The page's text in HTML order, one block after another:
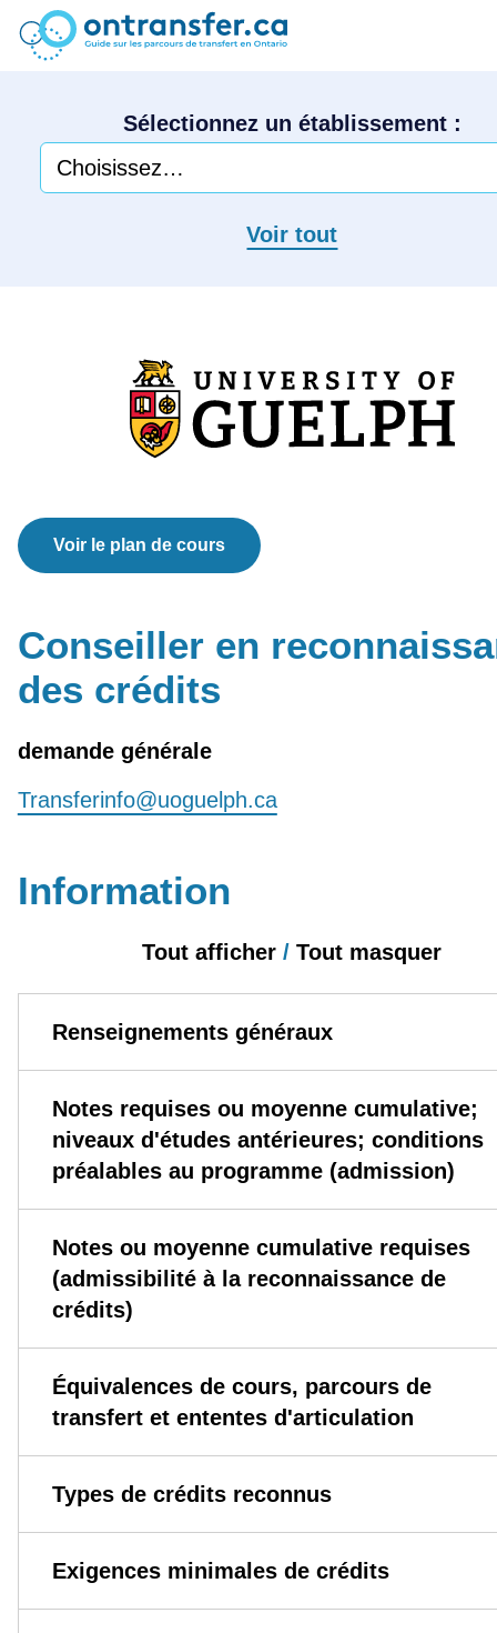
Sélectionnez un établissement :
Voir tout
Voir le plan de cours
Conseiller en
des crédits
demande générale
Transferinfo@uoguelph.ca
Information
Tout afficher /Tout masquer
Renseignements généraux
Notes requises ou moyenne cumulative;
niveaux d'études antérieures; conditions
préalables au programme (admission)
Notes ou moyenne cumulative requises
(admissibilité à la reconnaissance de
crédits)
Équivalences de cours, parcours de
transfert et ententes d'articulation
Types de crédits reconnus
Exigences minimales de crédits